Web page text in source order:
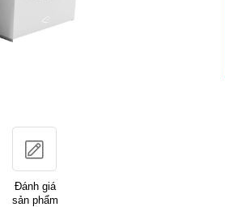
Đánh giá
sản phẩm